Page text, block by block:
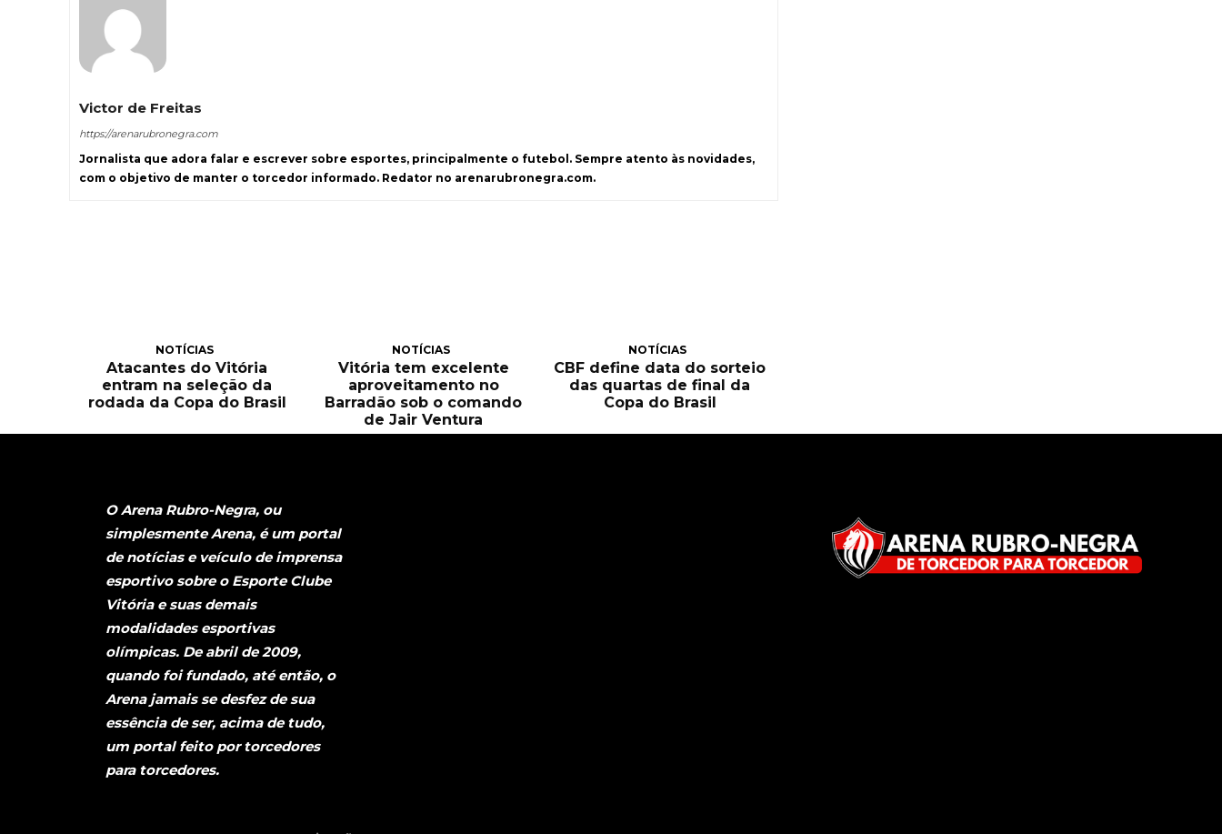
Victor de Freitas
https://arenarubronegra.com
Jornalista que adora falar e escrever sobre esportes, principalmente o futebol. Sempre atento às novidades,
com o objetivo de manter o torcedor informado. Redator no arenarubronegra.com.
NOTÍCIAS
Atacantes do Vitória
entram na seleção da
rodada da Copa do Brasil
NOTÍCIAS
Vitória tem excelente
aproveitamento no
Barradão sob o comando
de Jair Ventura
NOTÍCIAS
CBF define data do sorteio
das quartas de final da
Copa do Brasil
O Arena Rubro-Negra, ou
simplesmente Arena, é um portal
de notícias e veículo de imprensa
esportivo sobre o Esporte Clube
Vitória e suas demais
modalidades esportivas
olímpicas. De abril de 2009,
quando foi fundado, até então, o
Arena jamais se desfez de sua
essência de ser, acima de tudo,
um portal feito por torcedores
para torcedores.